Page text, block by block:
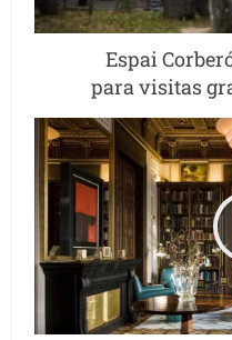
Espai
para visitas